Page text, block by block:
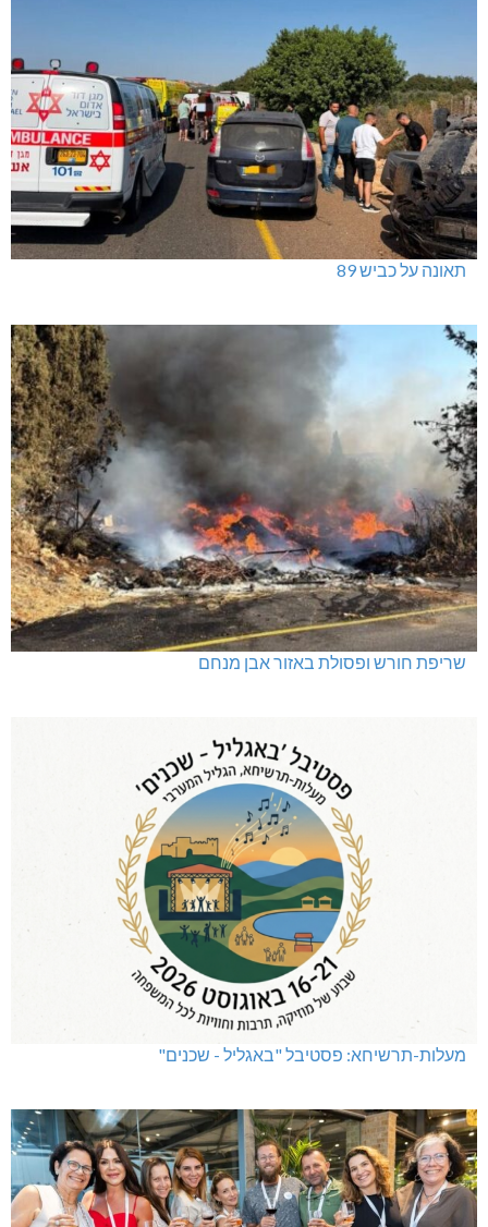
תאונה על כביש 89
שריפת חורש ופסולת באזור אבן מנחם
מעלות-תרשיחא: פסטיבל "באגליל - שכנים"